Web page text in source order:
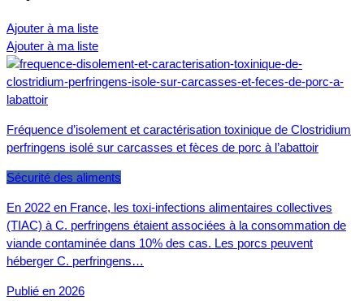
Ajouter à ma liste
Ajouter à ma liste
Fréquence d’isolement et caractérisation toxinique de Clostridium
perfringens isolé sur carcasses et fèces de porc à l’abattoir
Sécurité des aliments
En 2022 en France, les toxi-infections alimentaires collectives
(TIAC) à C. perfringens étaient associées à la consommation de
viande contaminée dans 10% des cas. Les porcs peuvent
héberger C. perfringens…
Publié en 2026